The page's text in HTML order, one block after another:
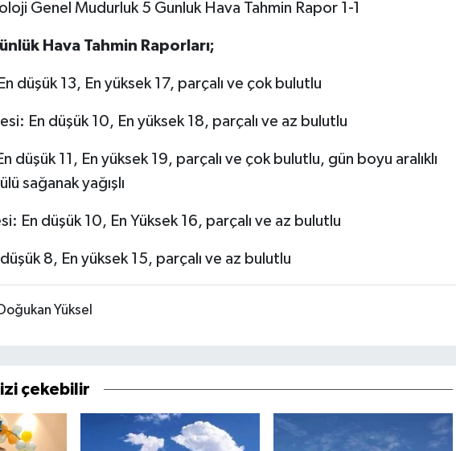
Hava Tahmin Raporları;
düşük 13, En yüksek 17, parçalı ve çok bulutlu
En düşük 10, En yüksek 18, parçalı ve az bulutlu
düşük 11, En yüksek 19, parçalı ve çok bulutlu, gün boyu aralıklı
sağanak yağışlı
En düşük 10, En Yüksek 16, parçalı ve az bulutlu
8, En yüksek 15, parçalı ve az bulutlu
Yüksel
çekebilir